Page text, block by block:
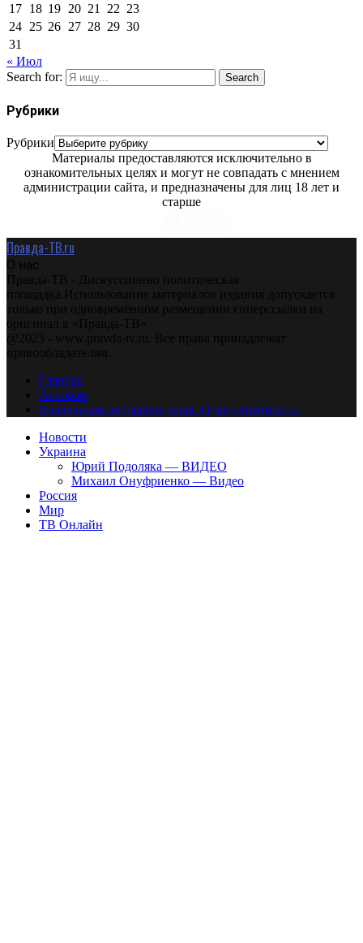
17 18 19 20 21 22 23
24 25 26 27 28 29 30
31
« Июл
Search for:
Search
Рубрики
Рубрики
Материалы предоставляются исключительно в
ознакомительных целях и могут не совпадать с мнением
администрации сайта, и предназначены для лиц 18 лет и
старше
Правда-ТВ.ru
О нас
Правда-ТВ - Дискуссионно политическая
площадка.Использование материалов издания допускается
только при одновременном размещении гиперссылки на
оригинал в «Правда-ТВ»
@2023 - www.pravda-tv.ru. Все права принадлежат
правообладателям.
Главная
Авторам
Владельцам авторских прав. Ответственности.
Новости
Украина
Юрий Подоляка — ВИДЕО
Михаил Онуфриенко — Видео
Россия
Мир
ТВ Онлайн